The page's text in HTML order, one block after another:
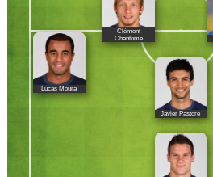
Clément
Chantôme
Lucas Moura
Javier Pastore